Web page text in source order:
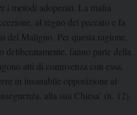
i metodi adoperati. La mafia
al regno del peccato e fa
del Maligno. Per questa ragione,
fanno parte della
atti di connivenza con essa,
in insanabile opposizione al
alla sua Chiesa’ (n. 12).